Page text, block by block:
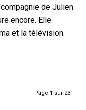
de Julien
encore. Elle
et la télévision.
Page 1 sur 23